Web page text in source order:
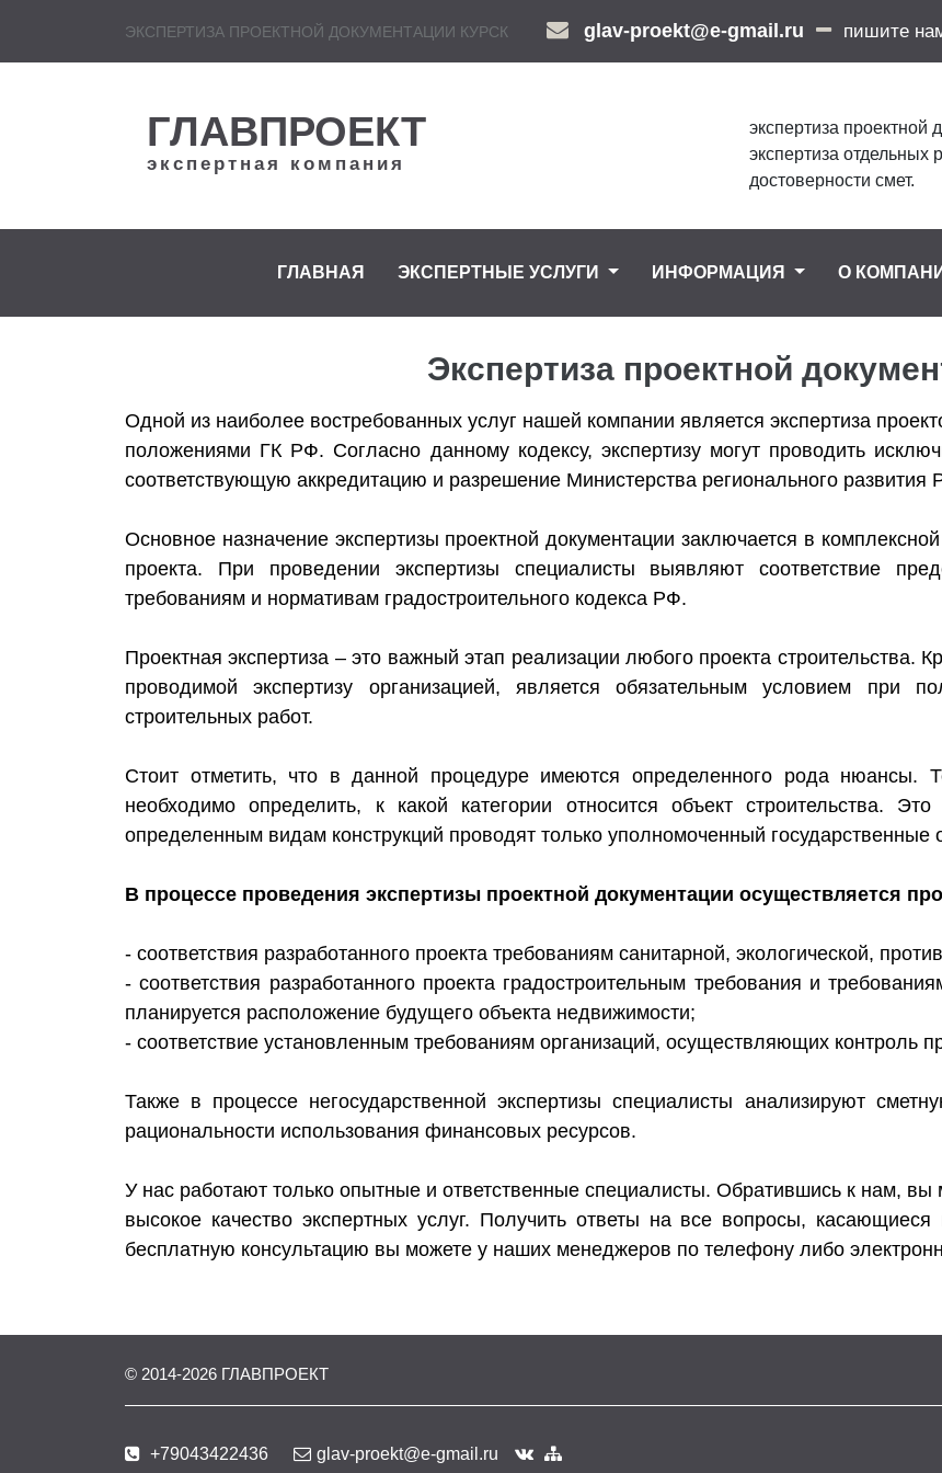
ЭКСПЕРТИЗА ПРОЕКТНОЙ ДОКУМЕНТАЦИИ КУРСК glav-proekt@e-gmail.ru пишите
ГЛАВПРОЕКТ
экспертная компания
экспертиза проектной
экспертиза отдельных
достоверности смет.
ГЛАВНАЯ ЭКСПЕРТНЫЕ УСЛУГИ ИНФОРМАЦИЯ О
Экспертиза проектной
Одной из наиболее востребованных услуг нашей компании является экспертиза
положениями ГК РФ. Согласно данному кодексу, экспертизу могут проводить
соответствующую аккредитацию и разрешение Министерства регионального развития
Основное назначение экспертизы проектной документации заключается в
проекта. При проведении экспертизы специалисты выявляют соответствие
требованиям и нормативам градостроительного кодекса РФ.
Проектная экспертиза – это важный этап реализации любого проекта строительства.
проводимой экспертизу организацией, является обязательным условием при
строительных работ.
Стоит отметить, что в данной процедуре имеются определенного рода нюансы.
необходимо определить, к какой категории относится объект строительства.
определенным видам конструкций проводят только уполномоченный государственные
В процессе проведения экспертизы проектной документации осуществляется
- соответствия разработанного проекта требованиям санитарной, экологической,
- соответствия разработанного проекта градостроительным требования и
планируется расположение будущего объекта недвижимости;
- соответствие установленным требованиям организаций, осуществляющих контроль
Также в процессе негосударственной экспертизы специалисты анализируют
рациональности использования финансовых ресурсов.
У нас работают только опытные и ответственные специалисты. Обратившись к нам, вы
высокое качество экспертных услуг. Получить ответы на все вопросы, касающиеся
бесплатную консультацию вы можете у наших менеджеров по телефону либо
© 2014-2026 ГЛАВПРОЕКТ
+79043422436 glav-proekt@e-gmail.ru